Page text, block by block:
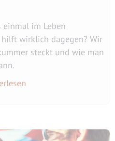
einmal im Leben
wirklich dagegen? Wir
steckt und wie man